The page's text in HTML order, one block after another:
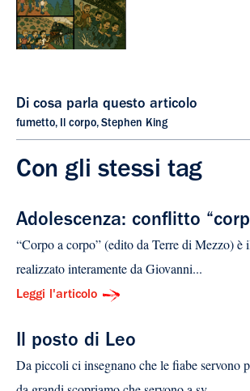
Di cosa parla questo articolo
fumetto, Il corpo, Stephen King
Con gli stessi tag
Adolescenza: conflitto
“Corpo a corpo” (edito da Terre di Mezzo) è
realizzato interamente da Giovanni...
Leggi l'articolo
Il posto di Leo
Da piccoli ci insegnano che le fiabe servono